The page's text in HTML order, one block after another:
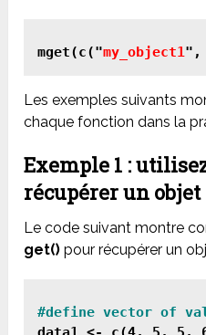
mget(c("my_object1",
Les exemples suivants
chaque fonction dans la
Exemple 1 :
récupérer un objet
Le code suivant montre
get() pour récupérer un